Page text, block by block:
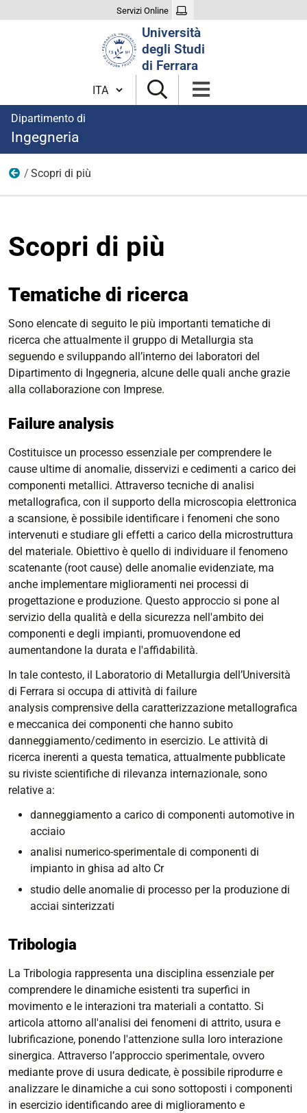
Servizi Online
Università
degli Studi
di Ferrara
Cambia lingua
Dipartimento di
Ingegneria
Metallurgia
Scopri di più
Scopri di più
Tematiche di ricerca
Sono elencate di seguito le più importanti tematiche di
ricerca che attualmente il gruppo di Metallurgia sta
seguendo e sviluppando all’interno dei laboratori del
Dipartimento di Ingegneria, alcune delle quali anche grazie
alla collaborazione con Imprese.
Failure analysis
Costituisce un processo essenziale per comprendere le
cause ultime di anomalie, disservizi e cedimenti a carico dei
componenti metallici. Attraverso tecniche di analisi
metallografica, con il supporto della microscopia elettronica
a scansione, è possibile identificare i fenomeni che sono
intervenuti e studiare gli effetti a carico della microstruttura
del materiale. Obiettivo è quello di individuare il fenomeno
scatenante (root cause) delle anomalie evidenziate, ma
anche implementare miglioramenti nei processi di
progettazione e produzione. Questo approccio si pone al
servizio della qualità e della sicurezza nell'ambito dei
componenti e degli impianti, promuovendone ed
aumentandone la durata e l'affidabilità.
In tale contesto, il Laboratorio di Metallurgia dell’Università
di Ferrara si occupa di attività di failure
analysis comprensive della caratterizzazione metallografica
e meccanica dei componenti che hanno subito
danneggiamento/cedimento in esercizio. Le attività di
ricerca inerenti a questa tematica, attualmente pubblicate
su riviste scientifiche di rilevanza internazionale, sono
relative a:
danneggiamento a carico di componenti automotive in
acciaio
analisi numerico-sperimentale di componenti di
impianto in ghisa ad alto Cr
studio delle anomalie di processo per la produzione di
acciai sinterizzati
Tribologia
La Tribologia rappresenta una disciplina essenziale per
comprendere le dinamiche esistenti tra superfici in
movimento e le interazioni tra materiali a contatto. Si
articola attorno all'analisi dei fenomeni di attrito, usura e
lubrificazione, ponendo l'attenzione sulla loro interazione
sinergica. Attraverso l’approccio sperimentale, ovvero
mediante prove di usura dedicate, è possibile riprodurre e
analizzare le dinamiche a cui sono sottoposti i componenti
in esercizio identificando aree di miglioramento e